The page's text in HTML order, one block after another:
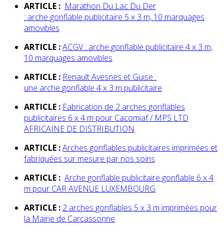
ARTICLE : Marathon Du Lac Du Der
: arche gonflable publicitaire 5 x 3 m, 10 marquages
amovibles
ARTICLE :ACGV : arche gonflable publicitaire 4 x 3 m,
10 marquages amovibles
ARTICLE : Renault Avesnes et Guise :
une arche gonflable 4 x 3 m publicitaire
ARTICLE : Fabrication de 2 arches gonflables
publicitaires 6 x 4 m pour Cacomiaf / MPS LTD
AFRICAINE DE DISTRIBUTION
ARTICLE :Arches gonflables publicitaires imprimées et
fabriquées sur mesure par nos soins
ARTICLE : Arche gonflable publicitaire gonflable 6 x 4
m pour CAR AVENUE LUXEMBOURG
ARTICLE : 2 arches gonflables 5 x 3 m imprimées pour
la Mairie de Carcassonne